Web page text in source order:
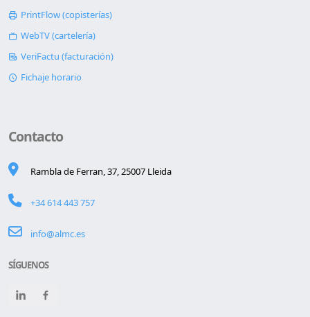
PrintFlow (copisterías)
WebTV (cartelería)
VeriFactu (facturación)
Fichaje horario
Contacto
Rambla de Ferran, 37, 25007 Lleida
+34 614 443 757
info@almc.es
SÍGUENOS